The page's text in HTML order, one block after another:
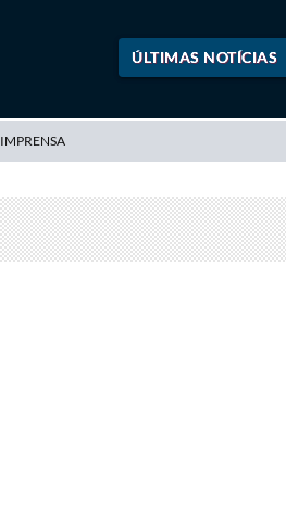
ÚLTIMAS NOTÍCIAS
IMPRENSA